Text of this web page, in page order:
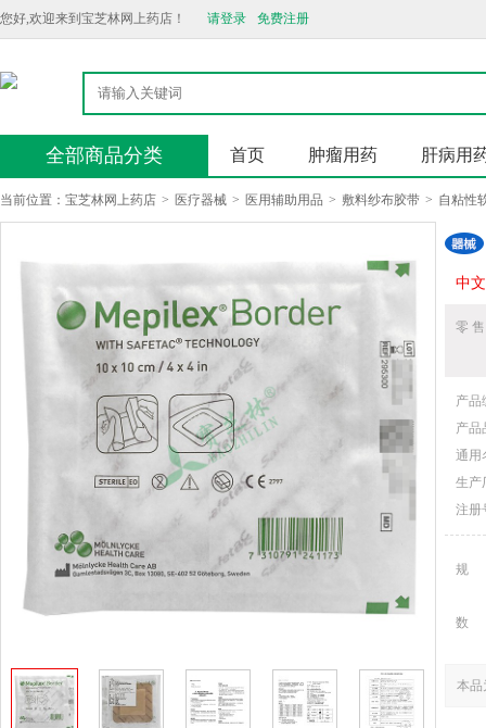
您好,欢迎来到宝芝林网上药店！ 请登录 免费注册
全部商品分类 首页 肿瘤用药 肝病用
当前位置： 宝芝林网上药店 > 医疗器械 > 医用辅助用品 > 敷料纱布胶带 > 自粘性
中
零
产品
产品
通用
生产
注册
规
数
本品